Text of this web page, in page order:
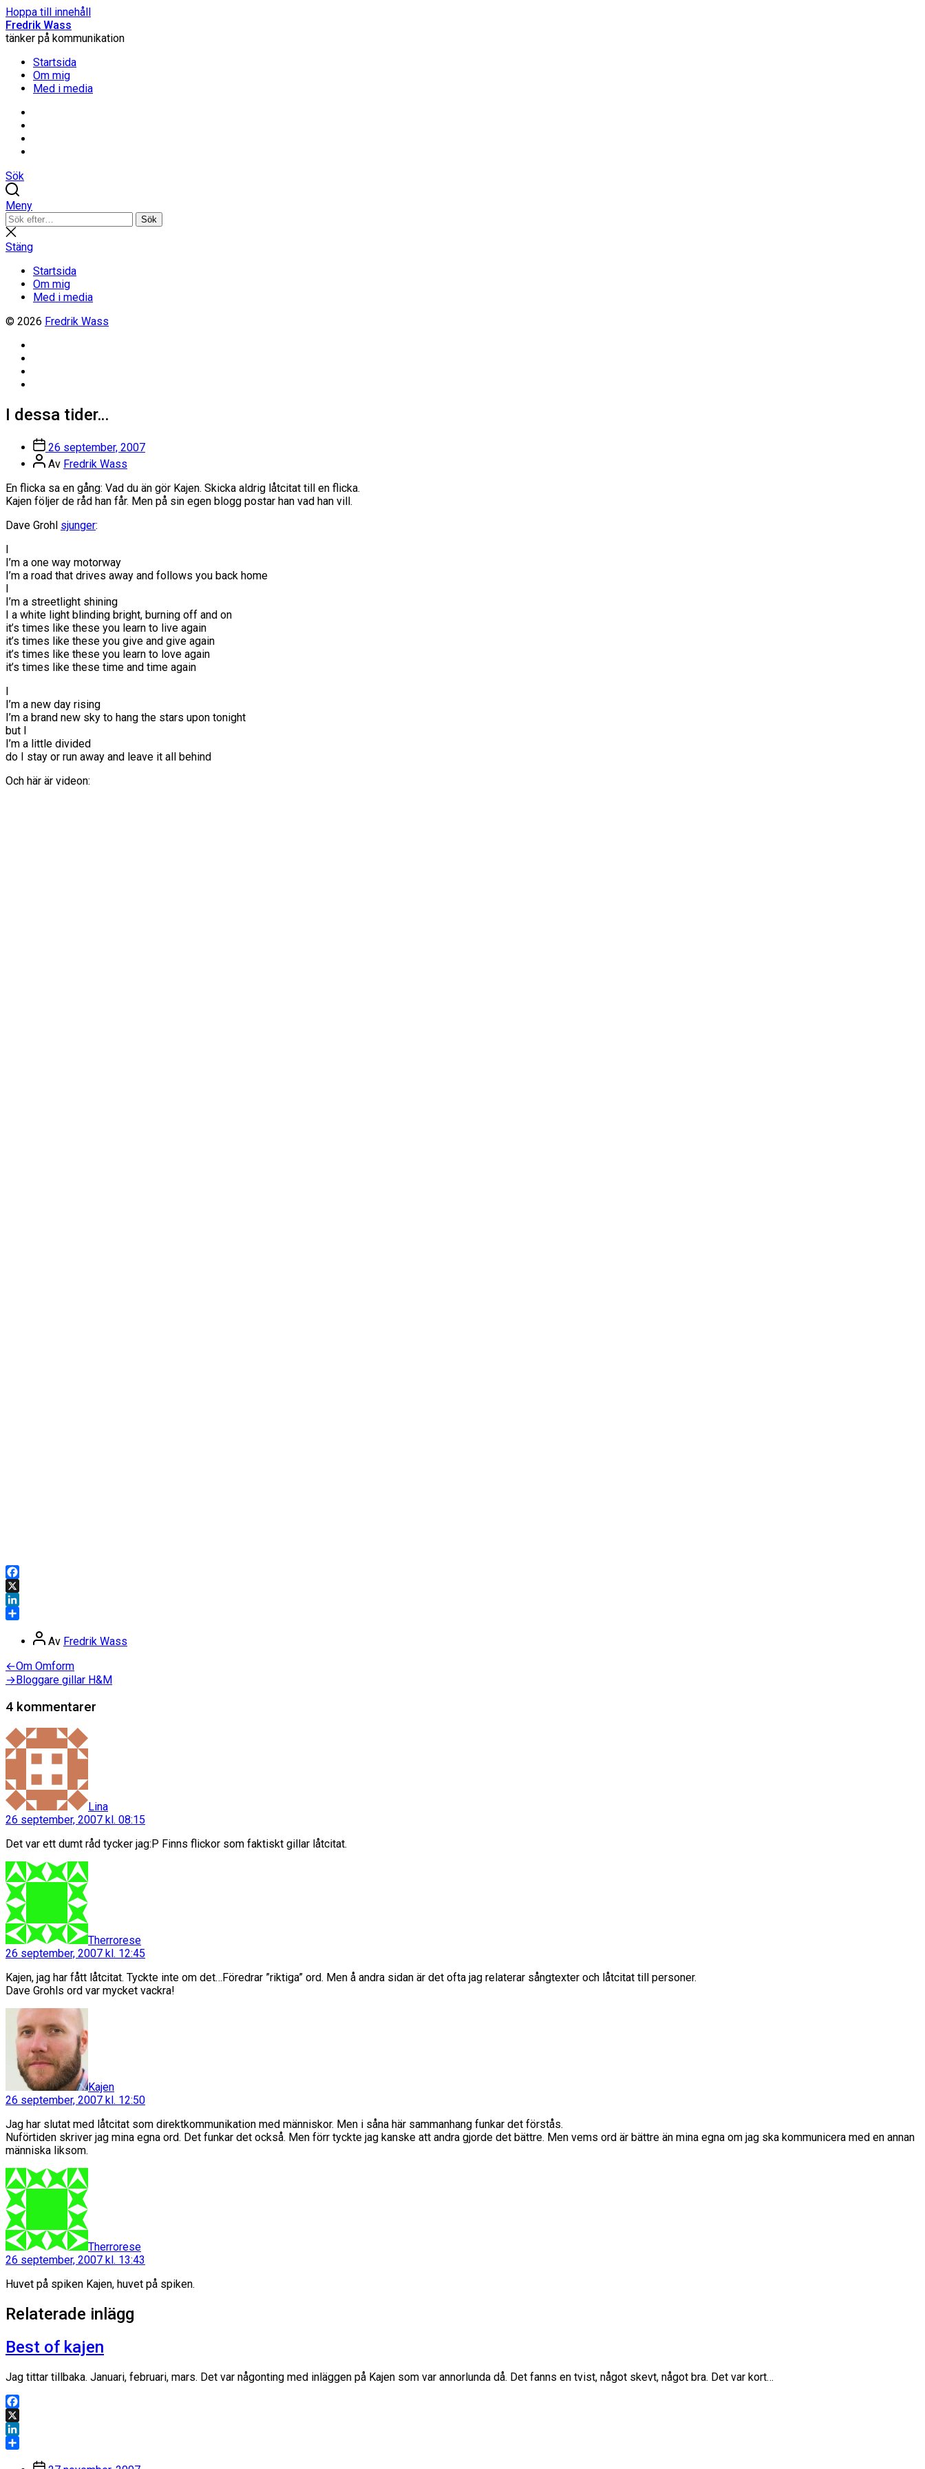
Hoppa till innehåll
Fredrik Wass
tänker på kommunikation
Startsida
Om mig
Med i media
Sök
Meny
Sök
efter:
Sök
Stäng
sökning
Stäng
Startsida
Om mig
Med i media
© 2026 Fredrik Wass
I dessa tider…
Inläggsdatum
26 september, 2007
Inläggsförfattare
Av Fredrik Wass
En flicka sa en gång: Vad du än gör Kajen. Skicka aldrig låtcitat till en flicka.
Kajen följer de råd han får. Men på sin egen blogg postar han vad han vill.
Dave Grohl sjunger:
I
I’m a one way motorway
I’m a road that drives away and follows you back home
I
I’m a streetlight shining
I a white light blinding bright, burning off and on
it’s times like these you learn to live again
it’s times like these you give and give again
it’s times like these you learn to love again
it’s times like these time and time again
I
I’m a new day rising
I’m a brand new sky to hang the stars upon tonight
but I
I’m a little divided
do I stay or run away and leave it all behind
Och här är videon:
Facebook
X
LinkedIn
Inläggsförfattare
Av Fredrik Wass
Inläggsnavigering
←Föregående
inlägg:
Om Omform
→Nästa
Bloggare gillar H&M
4 kommentarer
Lina
26 september, 2007 kl. 08:15
Det var ett dumt råd tycker jag:P Finns flickor som faktiskt gillar låtcitat.
Therrorese
26 september, 2007 kl. 12:45
Kajen, jag har fått låtcitat. Tyckte inte om det…Föredrar ”riktiga” ord. Men å andra sidan är det ofta jag relaterar sångtexter och låtcitat till personer.
Dave Grohls ord var mycket vackra!
Kajen
26 september, 2007 kl. 12:50
Jag har slutat med låtcitat som direktkommunikation med människor. Men i såna här sammanhang funkar det förstås.
Nuförtiden skriver jag mina egna ord. Det funkar det också. Men förr tyckte jag kanske att andra gjorde det bättre. Men vems ord är bättre än mina egna om jag ska kommunicera med en annan
människa liksom.
Therrorese
26 september, 2007 kl. 13:43
Huvet på spiken Kajen, huvet på spiken.
Relaterade inlägg
Best of kajen
Jag tittar tillbaka. Januari, februari, mars. Det var någonting med inläggen på Kajen som var annorlunda då. Det fanns en tvist, något skevt, något bra. Det var kort…
Facebook
X
LinkedIn
Inläggsdatum